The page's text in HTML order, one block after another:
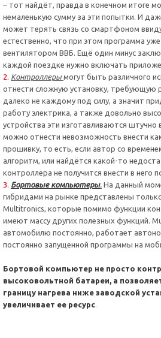
– тот найдёт, правда в конечном итоге
немаленькую сумму за эти попытки. И
может терять связь со смартфоном
естественно, что при этом программа
вентилятором ВВБ. Ещё один минус
каждой поездке нужно включать
Контроллерымогут быть различного
отнести сложную установку, требующую
далеко не каждому под силу, а значит
работу электрика, а также довольно
устройства эти изготавливаются штучно
можно отнести невозможность внести
прошивку, то есть, если автор со
алгоритм, или найдётся какой-то
контроллера не получится внести в него
Бортовые компьютеры. На данный
гибридами на рынке представлены
Multitronics, которые помимо функции
имеют массу других полезных функций.
автомобилю постоянно, работает
постоянно запущенной программы на
Бортовой компьютер не просто
высоковольтной батареи, а
границу нагрева ниже заводской
увеличивает ее ресурс.